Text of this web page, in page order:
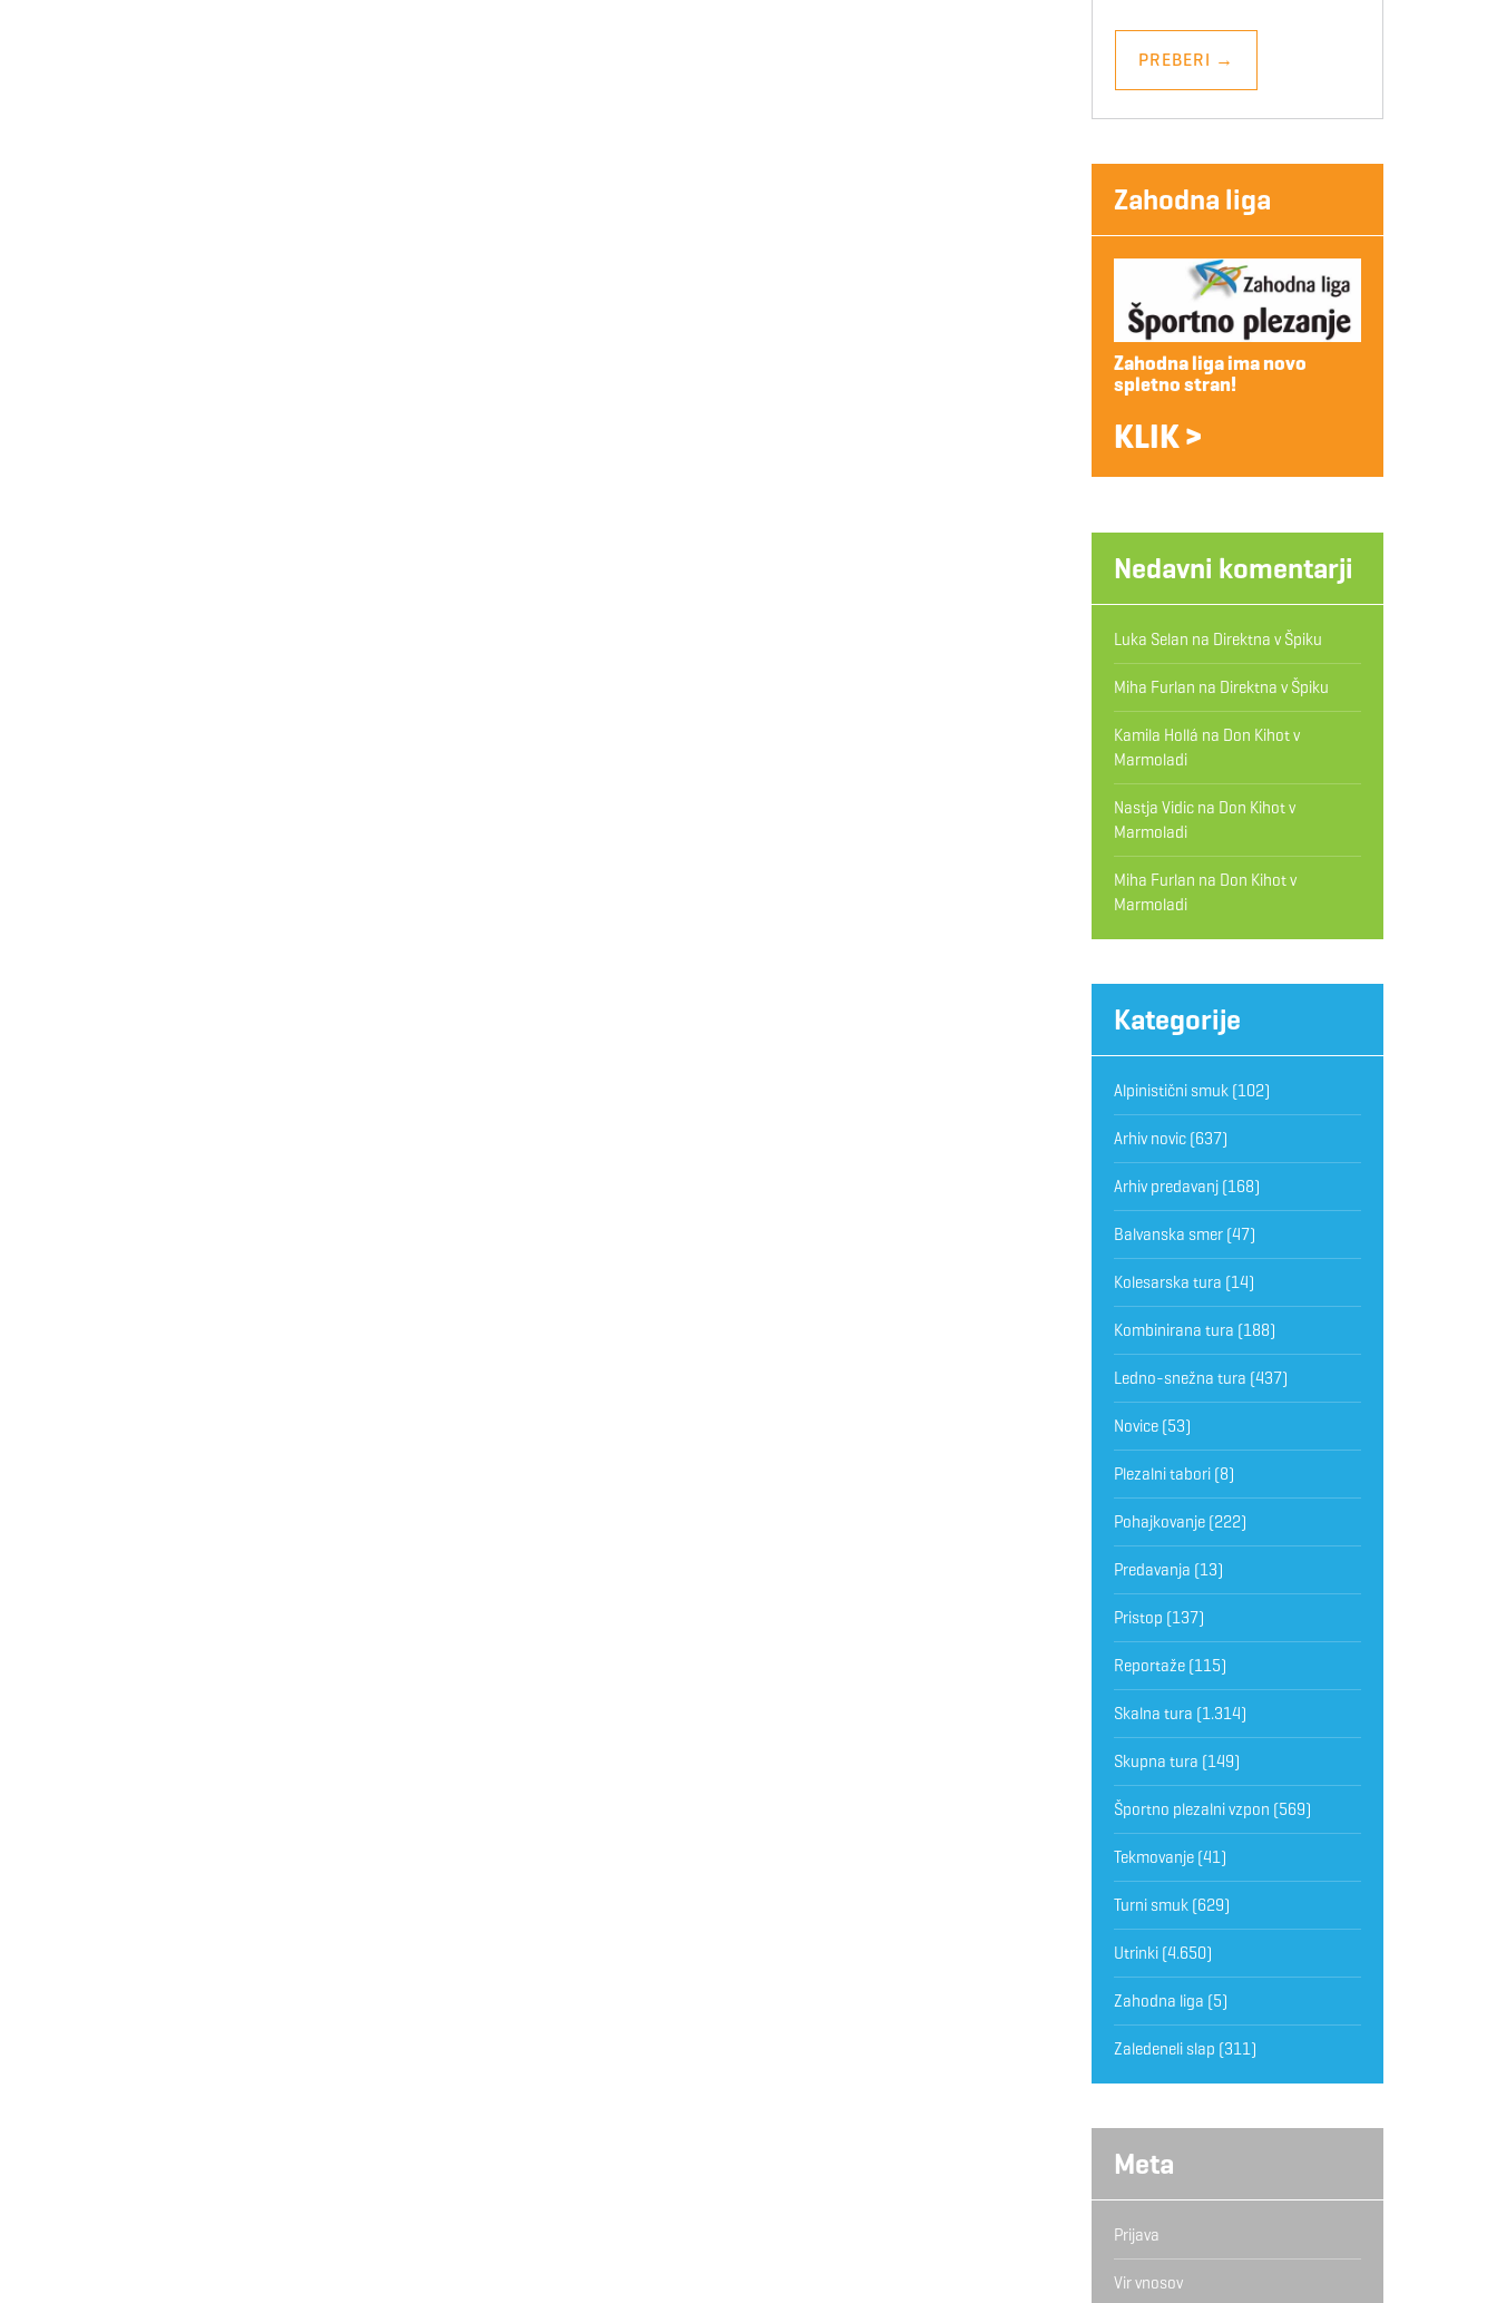
PREBERI →
Zahodna liga
Zahodna liga ima novo
spletno stran!
KLIK >
Nedavni komentarji
Luka Selan na Direktna v Špiku
Miha Furlan na Direktna v Špiku
Kamila Hollá na Don Kihot v
Marmoladi
Nastja Vidicna Don Kihot v
Marmoladi
Miha Furlan na Don Kihot v
Marmoladi
Kategorije
Alpinistični smuk(102)
Arhiv novic(637)
Arhiv predavanj(168)
Balvanska smer(47)
Kolesarska tura (14)
Kombinirana tura (188)
Ledno-snežna tura (437)
Novice(53)
Plezalni tabori(8)
Pohajkovanje(222)
Predavanja (13)
Pristop (137)
Reportaže(115)
Skalna tura (1.314)
Skupna tura (149)
Športno plezalni vzpon (569)
Tekmovanje(41)
Turni smuk(629)
Utrinki(4.650)
Zahodna liga (5)
Zaledeneli slap (311)
Meta
Prijava
Vir vnosov